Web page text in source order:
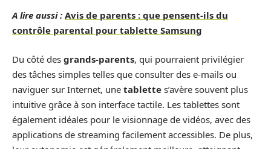
A lire aussi : Avis de parents : que pensent-ils du
contrôle parental pour tablette Samsung
Du côté des grands-parents, qui pourraient privilégier
des tâches simples telles que consulter des e-mails ou
naviguer sur Internet, une tablette s’avère souvent plus
intuitive grâce à son interface tactile. Les tablettes sont
également idéales pour le visionnage de vidéos, avec des
applications de streaming facilement accessibles. De plus,